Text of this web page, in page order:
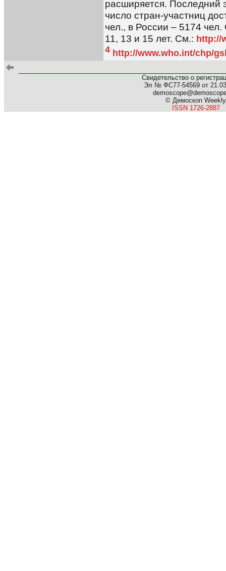
расширяется. Последний
число стран-участниц
чел., в России – 5174
11, 13 и 15 лет. См.: http://
4 http://www.who.int/chp/
Свидетельство о
Эл № ФС77-54569 от
© Демоскоп Weekly
ISSN 1726-2887